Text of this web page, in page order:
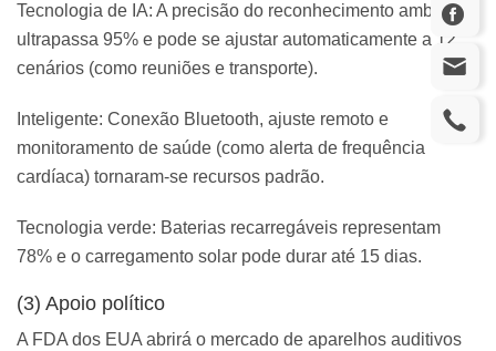
Tecnologia de IA: A precisão do reconhecimento ambiental
ultrapassa 95% e pode se ajustar automaticamente a 12
cenários (como reuniões e transporte).
Inteligente: Conexão Bluetooth, ajuste remoto e
monitoramento de saúde (como alerta de frequência
cardíaca) tornaram-se recursos padrão.
Tecnologia verde: Baterias recarregáveis ​​representam
78% e o carregamento solar pode durar até 15 dias.
(3) Apoio político
A FDA dos EUA abrirá o mercado de aparelhos auditivos